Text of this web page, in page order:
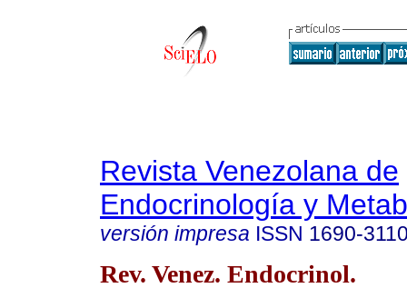
Revista Venezolana de
Endocrinología y
versión impresa ISSN 1690-
Rev. Venez. Endocrinol.